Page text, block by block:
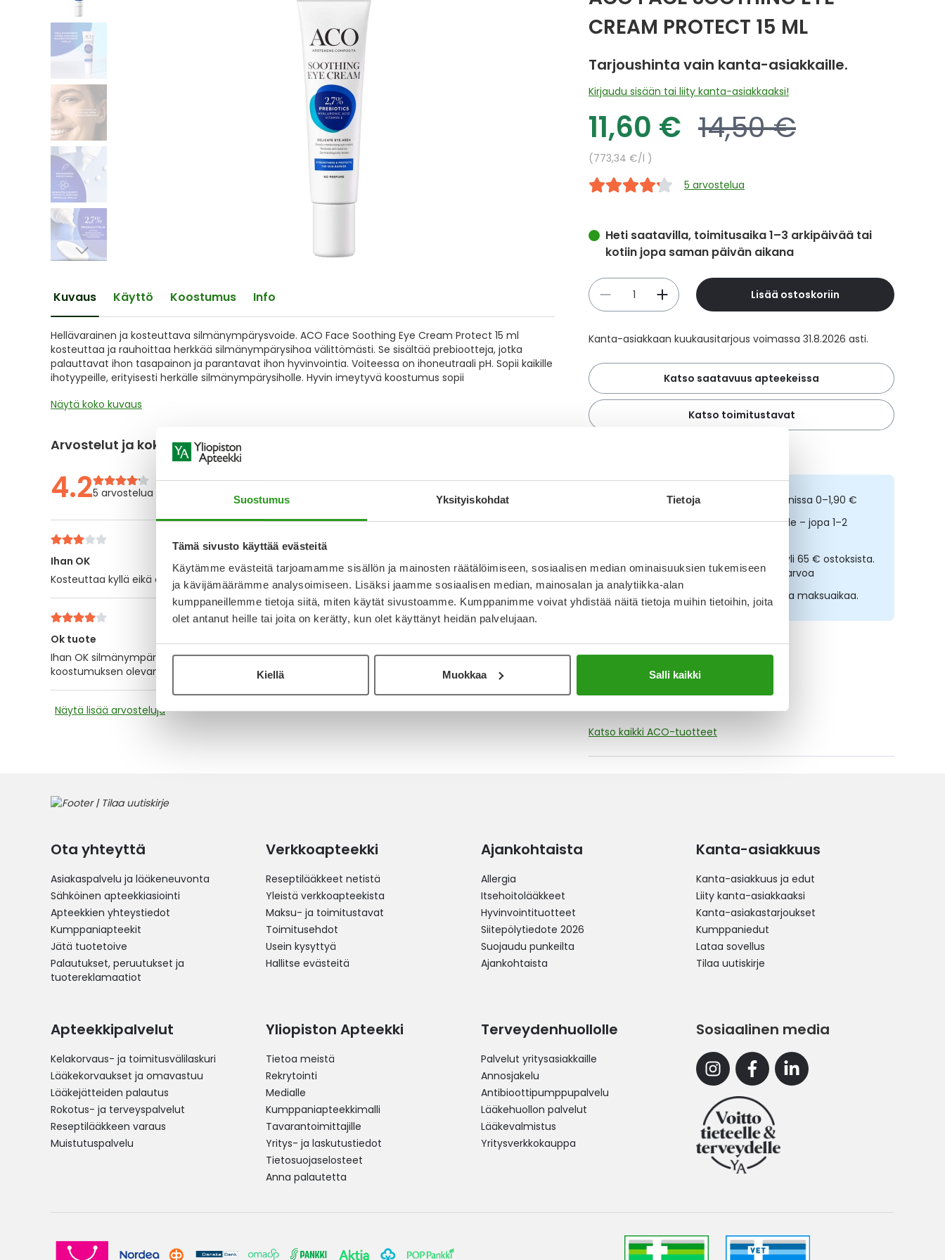
Suostumus Yksityiskohdat Tietoja
Tämä sivusto käyttää evästeitä
Käytämme evästeitä tarjoamamme sisällön ja mainosten räätälöimiseen, sosiaalisen median ominaisuuksien tukemiseen
ja kävijämäärämme analysoimiseen. Lisäksi jaamme sosiaalisen median, mainosalan ja analytiikka-alan
kumppaneillemme tietoja siitä, miten käytät sivustoamme. Kumppanimme voivat yhdistää näitä tietoja muihin tietoihin, joita
olet antanut heille tai joita on kerätty, kun olet käyttänyt heidän palvelujaan.
Kiellä Muokkaa Salli kaikki
the
images
gallery
the
the
images
gallery
Kuvaus Käyttö Koostumus Info
Hellävarainen ja kosteuttava silmänympärysvoide. ACO Face Soothing Eye Cream Protect 15 ml
kosteuttaa ja rauhoittaa herkkää silmänympärysihoa välittömästi. Se sisältää prebiootteja, jotka
palauttavat ihon tasapainon ja parantavat ihon hyvinvointia. Voiteessa on ihoneutraali pH. Sopii kaikille
ihotyypeille, erityisesti herkälle silmänympärysiholle. Hyvin imeytyvä koostumus sopii
Näytä koko kuvaus
Arvostelut ja kokemuksia
4.25 arvostelua
Ihan OK
Kosteuttaa kyllä eikä ärsytä, mutta aika ohutta litkua tämä tuote on. En osta toiste.
28.2.2025
Ok tuote
Ihan OK silmänympärysvoide, rauhoittaa ja kosteuttaa, ei ärsytä. Olisin toivonut voiteen
koostumuksen olevan vähän paksumpi ja rasvaisempi, tämä on itselleni valitettavasti liian kevyt.
Näytä lisää arvosteluja
CREAM PROTECT 15 ML
Tarjoushinta vain kanta-asiakkaille.
Kirjaudu sisään tai liity kanta-asiakkaaksi!
Tarjoushinta
11,60 € Normaalihinta
14,50 €
Yksikköhinta
773,34 €/l
5 arvostelua
Heti saatavilla, toimitusaika 1–3 arkipäivää tai
kotiin jopa saman päivän aikana
Määrä
Lisää ostoskoriin
Kanta-asiakkaan kuukausitarjous voimassa 31.8.2026 asti.
Katso saatavuus apteekeissa
Katso toimitustavat
Tilaa netistä, nouda kolmessa tunnissa 0–1,90 €
Nopeampi toimitus reseptilääkkeille – jopa 1–2
Ilmainen toimitus noutopisteisiin yli 65 € ostoksista.
Lääkkeet eivät kerrytä ostoskorin arvoa
Osta nyt, saat 45 päivää korotonta maksuaikaa.
Katso kaikki ACO-tuotteet
Ota yhteyttä
Asiakaspalvelu ja lääkeneuvonta
Sähköinen apteekkiasiointi
Apteekkien yhteystiedot
Kumppaniapteekit
Jätä tuotetoive
Palautukset, peruutukset ja
tuotereklamaatiot
Verkkoapteekki
Reseptilääkkeet netistä
Yleistä verkkoapteekista
Maksu- ja toimitustavat
Toimitusehdot
Usein kysyttyä
Hallitse evästeitä
Ajankohtaista
Allergia
Itsehoitolääkkeet
Hyvinvointituotteet
Siitepölytiedote 2026
Suojaudu punkeilta
Ajankohtaista
Kanta-asiakkuus
Kanta-asiakkuus ja edut
Liity kanta-asiakkaaksi
Kanta-asiakastarjoukset
Kumppaniedut
Lataa sovellus
Tilaa uutiskirje
Apteekkipalvelut
Kelakorvaus- ja toimitusvälilaskuri
Lääkekorvaukset ja omavastuu
Lääkejätteiden palautus
Rokotus- ja terveyspalvelut
Reseptilääkkeen varaus
Muistutuspalvelu
Yliopiston Apteekki
Tietoa meistä
Rekrytointi
Medialle
Kumppaniapteekkimalli
Tavarantoimittajille
Yritys- ja laskutustiedot
Tietosuojaselosteet
Anna palautetta
Terveydenhuollolle
Palvelut yritysasiakkaille
Annosjakelu
Antibioottipumppupalvelu
Lääkehuollon palvelut
Lääkevalmistus
Yritysverkkokauppa
Sosiaalinen media
InstagramFacebookLinkedin